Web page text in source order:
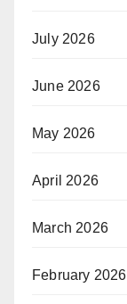
July 2026
June 2026
May 2026
April 2026
March 2026
February 2026